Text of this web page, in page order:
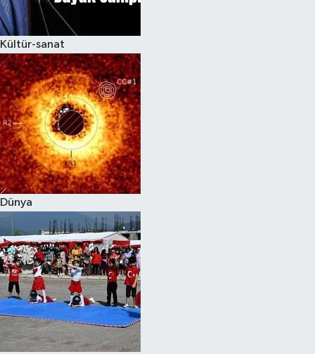
Kültür-sanat
Dünya